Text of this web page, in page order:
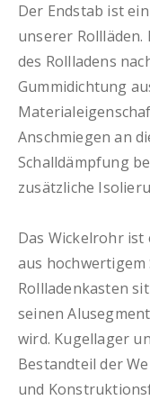
Der Endstab ist
unserer Rollläden.
des Rollladens
Gummidichtung
Anschmiegen an
Schalldämpfung
zusätzliche
Das Wickelrohr ist
aus hochwertigem
Rollladenkasten
seinen
wird. Kugellager
Bestandteil der
und